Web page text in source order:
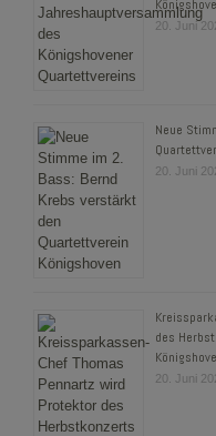
20. Juni
Neue
20. Juni
des
20. Juni